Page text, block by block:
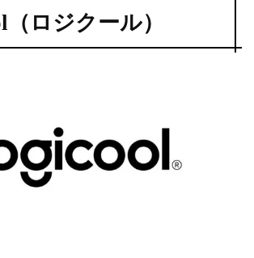
ロジクール）